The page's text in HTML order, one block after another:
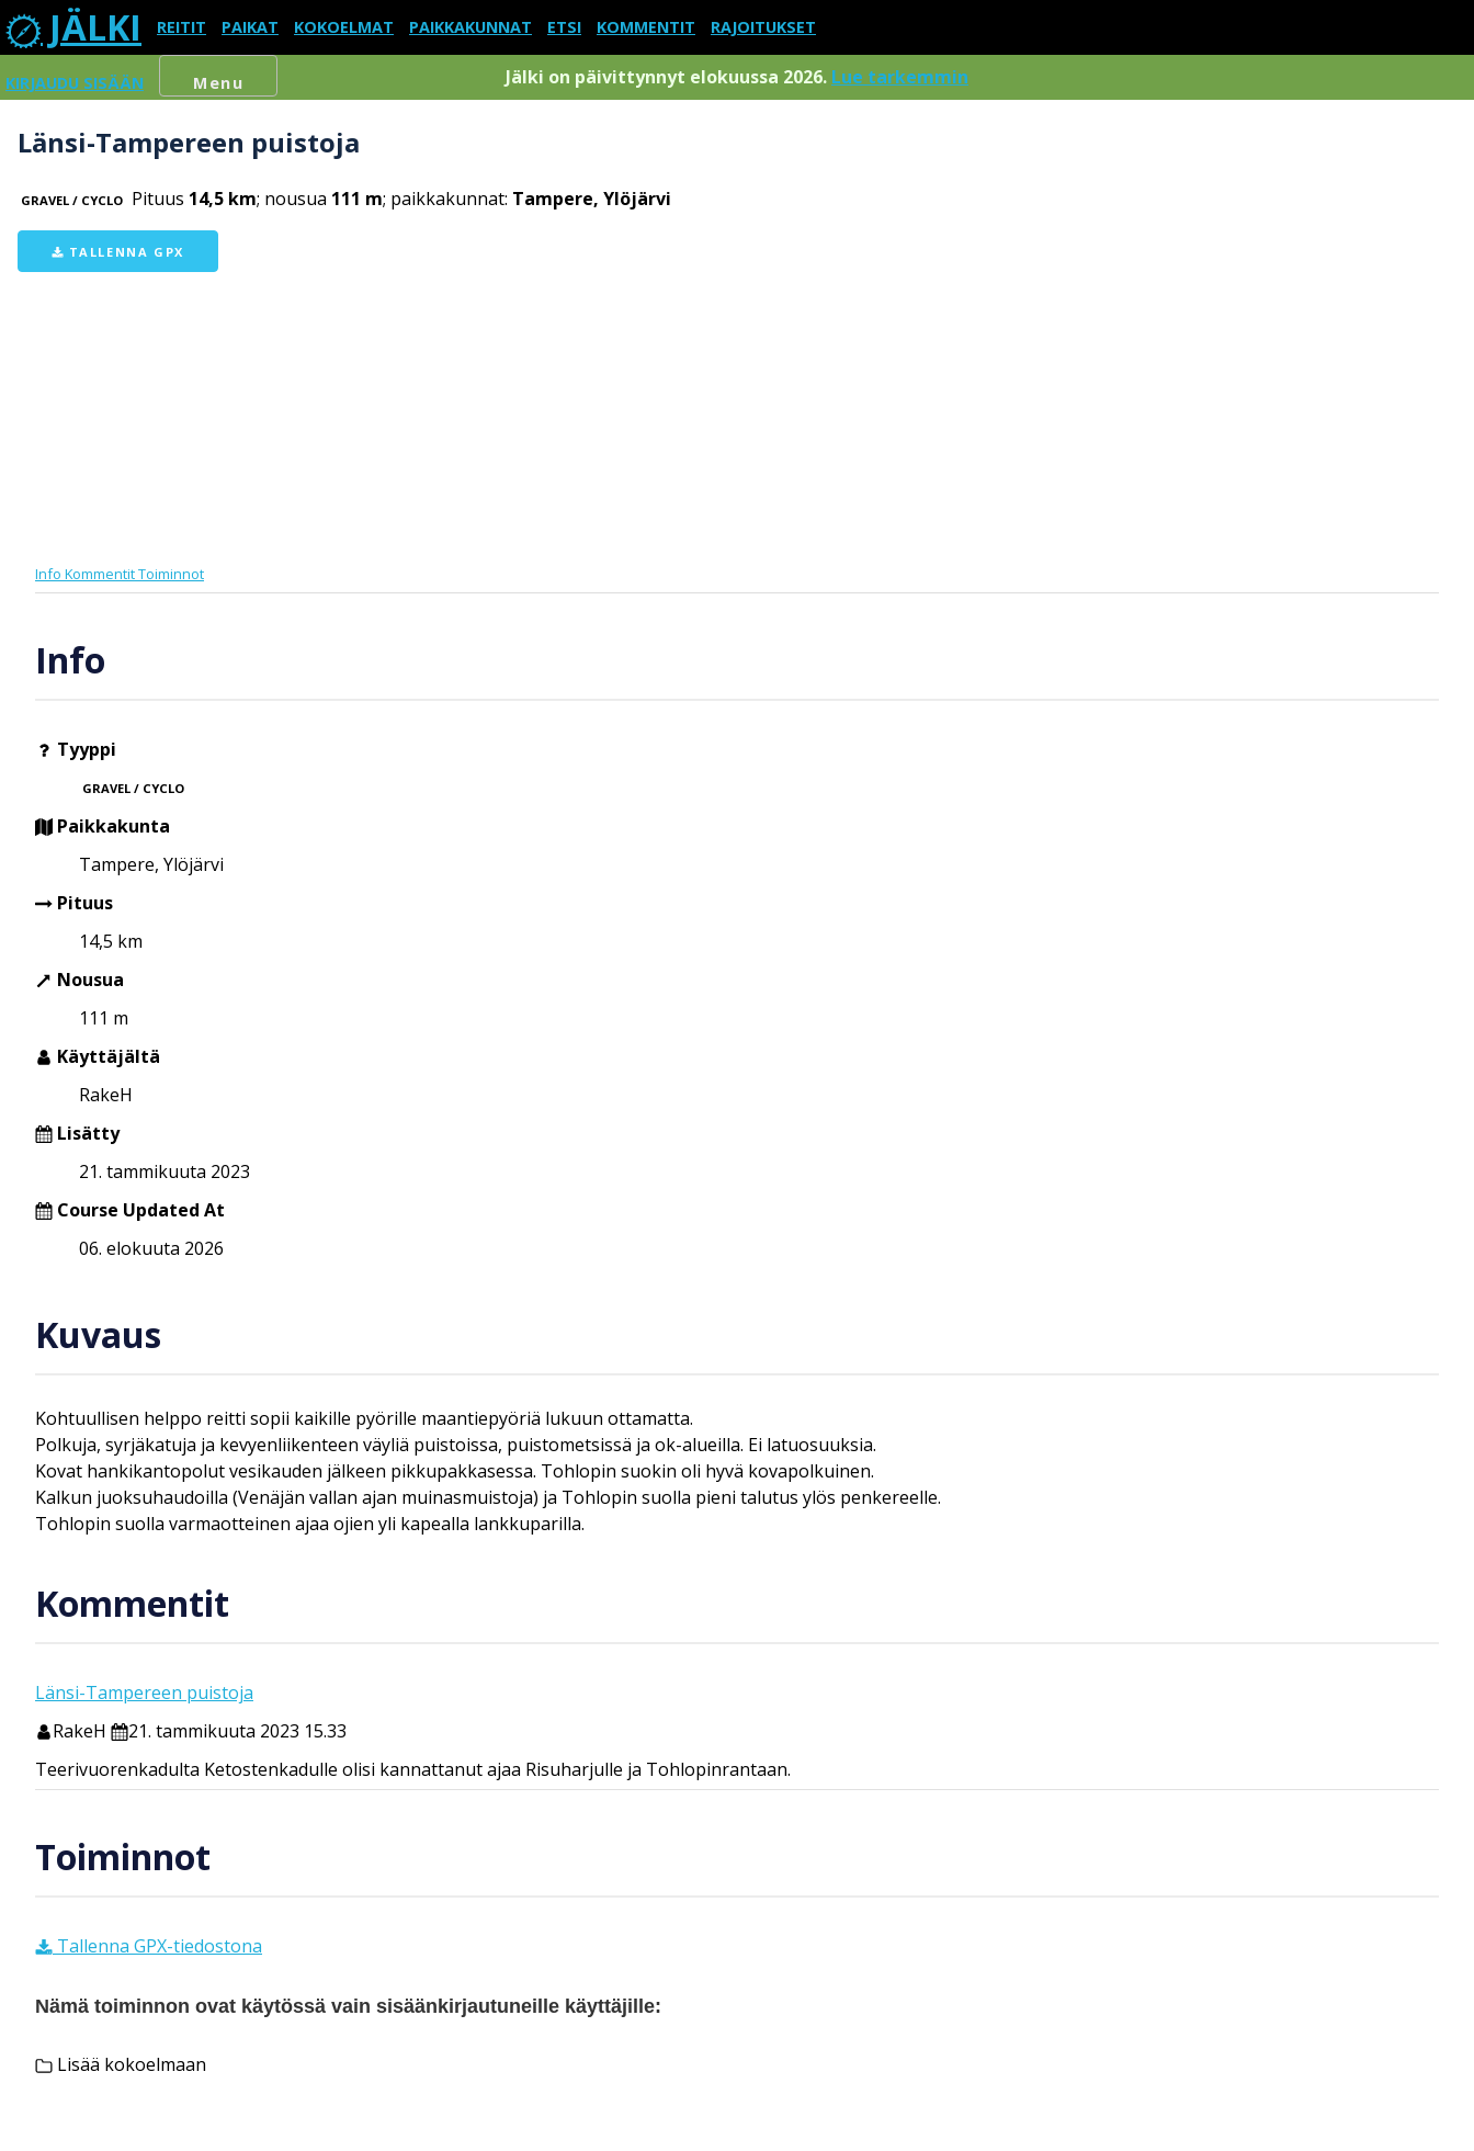
JÄLKI REITIT PAIKAT KOKOELMAT PAIKKAKUNNAT ETSI KOMMENTIT RAJOITUKSET
KIRJAUDU SISÄÄN Menu Jälki on päivittynnyt elokuussa 2026. Lue tarkemmin
Länsi-Tampereen puistoja
GRAVEL / CYCLO Pituus 14,5 km; nousua 111 m; paikkakunnat: Tampere, Ylöjärvi
TALLENNA GPX
Info KommentitToiminnot
Info
Tyyppi
GRAVEL / CYCLO
Paikkakunta
Tampere, Ylöjärvi
Pituus
14,5 km
Nousua
111 m
Käyttäjältä
RakeH
Lisätty
21. tammikuuta 2023
Course Updated At
06. elokuuta 2026
Kuvaus
Kohtuullisen helppo reitti sopii kaikille pyörille maantiepyöriä lukuun ottamatta.
Polkuja, syrjäkatuja ja kevyenliikenteen väyliä puistoissa, puistometsissä ja ok-alueilla. Ei latuosuuksia.
Kovat hankikantopolut vesikauden jälkeen pikkupakkasessa. Tohlopin suokin oli hyvä kovapolkuinen.
Kalkun juoksuhaudoilla (Venäjän vallan ajan muinasmuistoja) ja Tohlopin suolla pieni talutus ylös penkereelle.
Tohlopin suolla varmaotteinen ajaa ojien yli kapealla lankkuparilla.
Kommentit
Länsi-Tampereen puistoja
RakeH
21. tammikuuta 2023 15.33
Teerivuorenkadulta Ketostenkadulle olisi kannattanut ajaa Risuharjulle ja Tohlopinrantaan.
Toiminnot
Tallenna GPX-tiedostona
Nämä toiminnon ovat käytössä vain sisäänkirjautuneille käyttäjille:
Lisää kokoelmaan